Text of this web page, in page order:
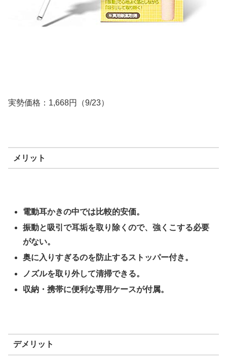
実勢価格：1,668円（9/23）
メリット
電動耳かきの中では比較的安価。
振動と吸引で耳垢を取り除くので、強くこする必要
がない。
奥に入りすぎるのを防止するストッパー付き。
ノズルを取り外して清掃できる。
収納・携帯に便利な専用ケースが付属。
デメリット